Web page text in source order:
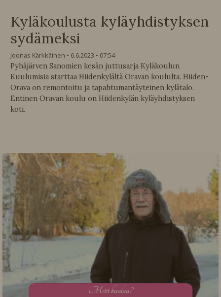
Kyläkoulusta kyläyhdistyksen
sydämeksi
Joonas Kärkkäinen 6.6.2023
07:54
Pyhäjärven Sanomien kesän juttusarja Kyläkoulun
Kuulumisia starttaa Hiidenkylältä Oravan koululta. Hiiden-
Orava on remontoitu ja tapahtumantäyteinen kylätalo.
Entinen Oravan koulu on Hiidenkylän kyläyhdistyksen
koti.
Mitä kuuluu?